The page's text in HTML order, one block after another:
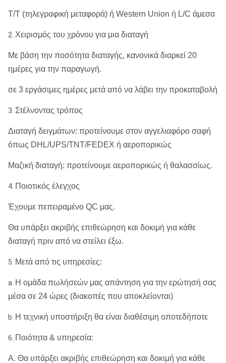
Το Metzke, νήμα Remet είναι διαθέσιμο!
T/T (τηλεγραφική μεταφορά) ή Western Union ή L/C άμεσα
2. Χειρισμός του χρόνου για μια διαταγή
Με βάση την ποσότητα διαταγής, κανονικά διαρκεί 20
ημέρες για την παραγωγή.
σε 3 εργάσιμες ημέρες μετά από να λάβει την προκαταβολή
3. Στέλνοντας τρόπος
Διαταγή δειγμάτων: προτείνουμε στον αγγελιαφόρο σαφή
όπως DHL/UPS/TNT/FEDEX ή αεροπορικώς
Μαζική διαταγή: προτείνουμε αεροπορικώς ή θαλασσίως.
4. Ποιοτικός έλεγχος
Έχουμε πεπειραμένο QC μας.
Θα υπάρξει ακριβής επιθεώρηση και δοκιμή για κάθε
διαταγή πριν από να στείλει έξω.
5. Μετά από τις υπηρεσίες:
a. Η ομάδα πωλήσεών μας απάντηση για την ερώτησή σας
μέσα σε 24 ώρες (διακοπές που αποκλείονται)
b. Η τεχνική υποστήριξη θα είναι διαθέσιμη οποτεδήποτε
6. Ποιότητα & υπηρεσία:
Α. Θα υπάρξει ακριβής επιθεώρηση και δοκιμή για κάθε